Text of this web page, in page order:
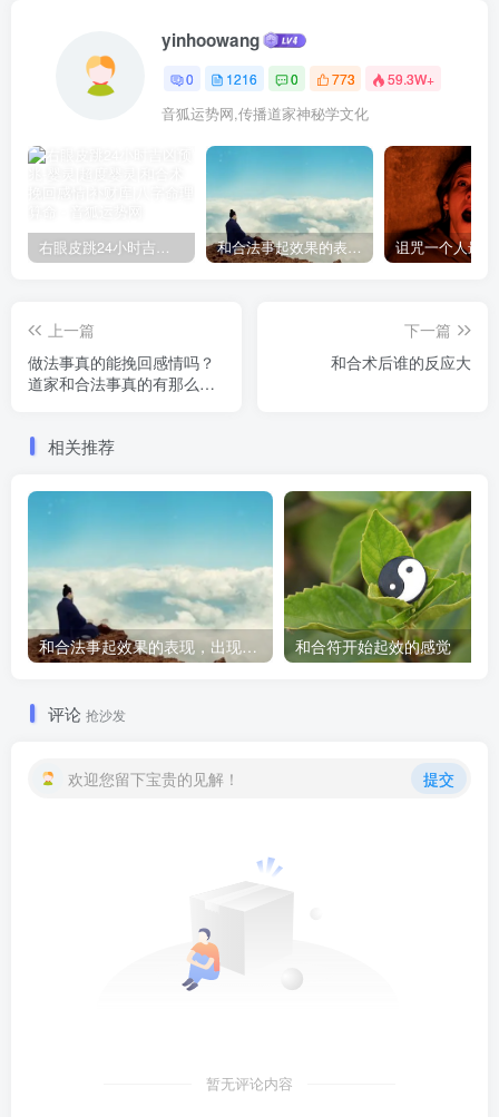
yinhoowang
0 1216 0 773 59.3W+
音狐运势网,传播道家神秘学文化
右眼皮跳24小时吉凶预兆 和合法事起效果的表现，出现这些就要留意了
上一篇
做法事真的能挽回感情吗？
道家和合法事真的有那么神
下一篇
和合术后谁的反应大
相关推荐
和合法事起效果的表现，出现这些就要留意了 和合符开始起效的感觉
评论 抢沙发
欢迎您留下宝贵的见解！ 提交
暂无评论内容